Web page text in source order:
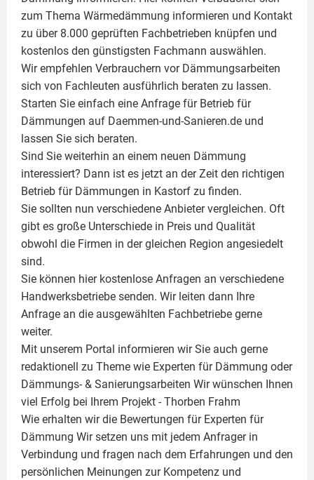
zum Thema Wärmedämmung informieren und Kontakt
zu über 8.000 geprüften Fachbetrieben knüpfen und
kostenlos den günstigsten Fachmann auswählen.
Wir empfehlen Verbrauchern vor Dämmungsarbeiten
sich von Fachleuten ausführlich beraten zu lassen.
Starten Sie einfach eine Anfrage für Betrieb für
Dämmungen auf Daemmen-und-Sanieren.de und
lassen Sie sich beraten.
Sind Sie weiterhin an einem neuen Dämmung
interessiert? Dann ist es jetzt an der Zeit den richtigen
Betrieb für Dämmungen in Kastorf zu finden.
Sie sollten nun verschiedene Anbieter vergleichen. Oft
gibt es große Unterschiede in Preis und Qualität
obwohl die Firmen in der gleichen Region angesiedelt
sind.
Sie können hier kostenlose Anfragen an verschiedene
Handwerksbetriebe senden. Wir leiten dann Ihre
Anfrage an die ausgewählten Fachbetriebe gerne
weiter.
Mit unserem Portal informieren wir Sie auch gerne
redaktionell zu Theme wie Experten für Dämmung oder
Dämmungs- & Sanierungsarbeiten Wir wünschen Ihnen
viel Erfolg bei Ihrem Projekt - Thorben Frahm
Wie erhalten wir die Bewertungen für Experten für
Dämmung Wir setzen uns mit jedem Anfrager in
Verbindung und fragen nach dem Erfahrungen und den
persönlichen Meinungen zur Kompetenz und